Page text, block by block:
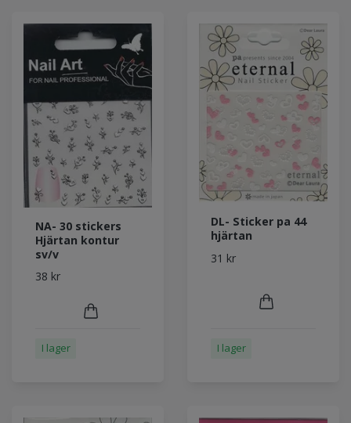
NA- 30 stickers
Hjärtan kontur
sv/v
38 kr
I lager
DL- Sticker pa 44
hjärtan
31 kr
I lager